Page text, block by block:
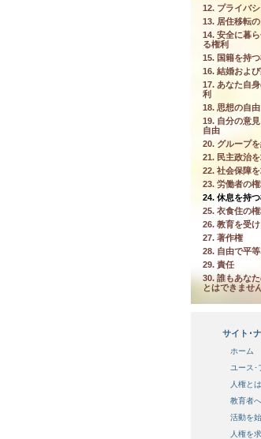
12. プライバ
13. 居住移転
14. 安全に暮
る権利
15. 国籍を持つ
16. 結婚およ
17. あなた自
利
18. 思想の自由
19. 自分の意
自由
20. グループ
21. 民主政治
22. 社会保障
23. 労働者の権
24. 休息を持つ
25. 衣食住の権
26. 教育を受け
27. 著作権
28. 自由で平
29. 責任
30. 誰もあな
とはできませ
サイト･
ホーム
ユース･
人権と
教育者へ
活動を
人権を